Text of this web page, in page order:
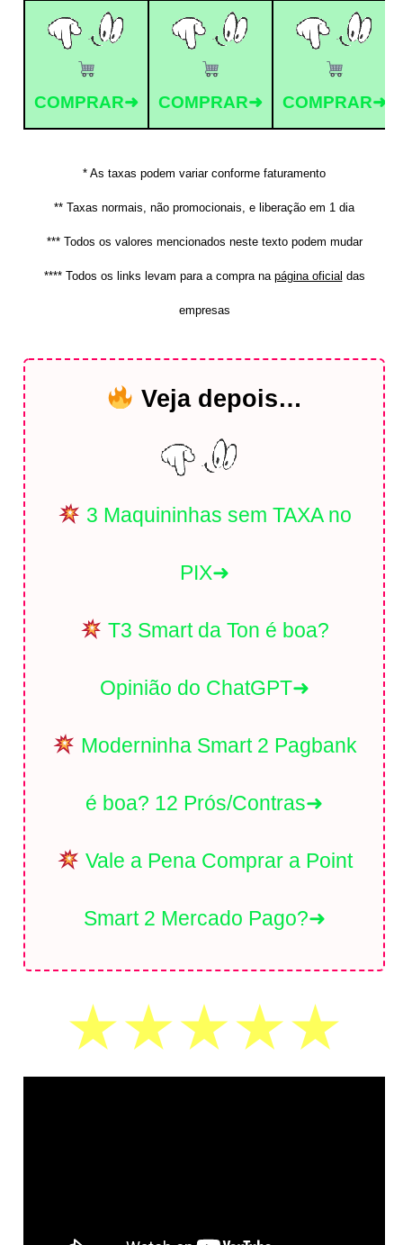
COMPRAR➜ COMPRAR➜ COMPRAR➜
* As taxas podem variar conforme faturamento
** Taxas normais, não promocionais, e liberação em 1 dia
*** Todos os valores mencionados neste texto podem mudar
**** Todos os links levam para a compra na página oficial das
empresas
Veja depois…
3 Maquininhas sem TAXA no
PIX➜
T3 Smart da Ton é boa?
Opinião do ChatGPT➜
Moderninha Smart 2 Pagbank
é boa? 12 Prós/Contras➜
Vale a Pena Comprar a Point
Smart 2 Mercado Pago?➜